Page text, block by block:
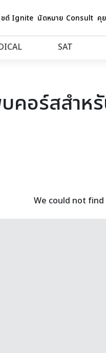
ซต์ Ignite นัดหมาย Consult คุ
SAT
คอร์สสำห
We could not